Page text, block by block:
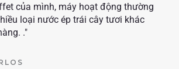
của mình, máy hoạt động thường
loại nước ép trái cây tươi khác
."